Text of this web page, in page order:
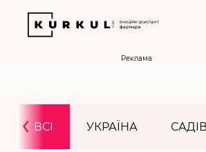
Реклама
ВСІ УКРАЇНА
‹